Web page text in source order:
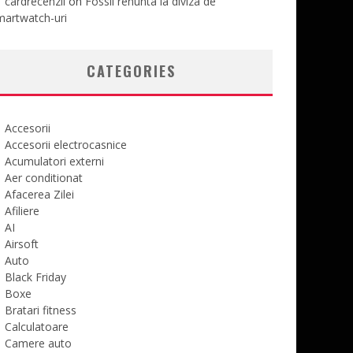
uri
CATEGORIES
Accesorii
Accesorii electrocasnice
Acumulatori externi
Aer conditionat
Afacerea Zilei
Afiliere
AI
Airsoft
Auto
Black Friday
Boxe
Bratari fitness
Calculatoare
Camere auto